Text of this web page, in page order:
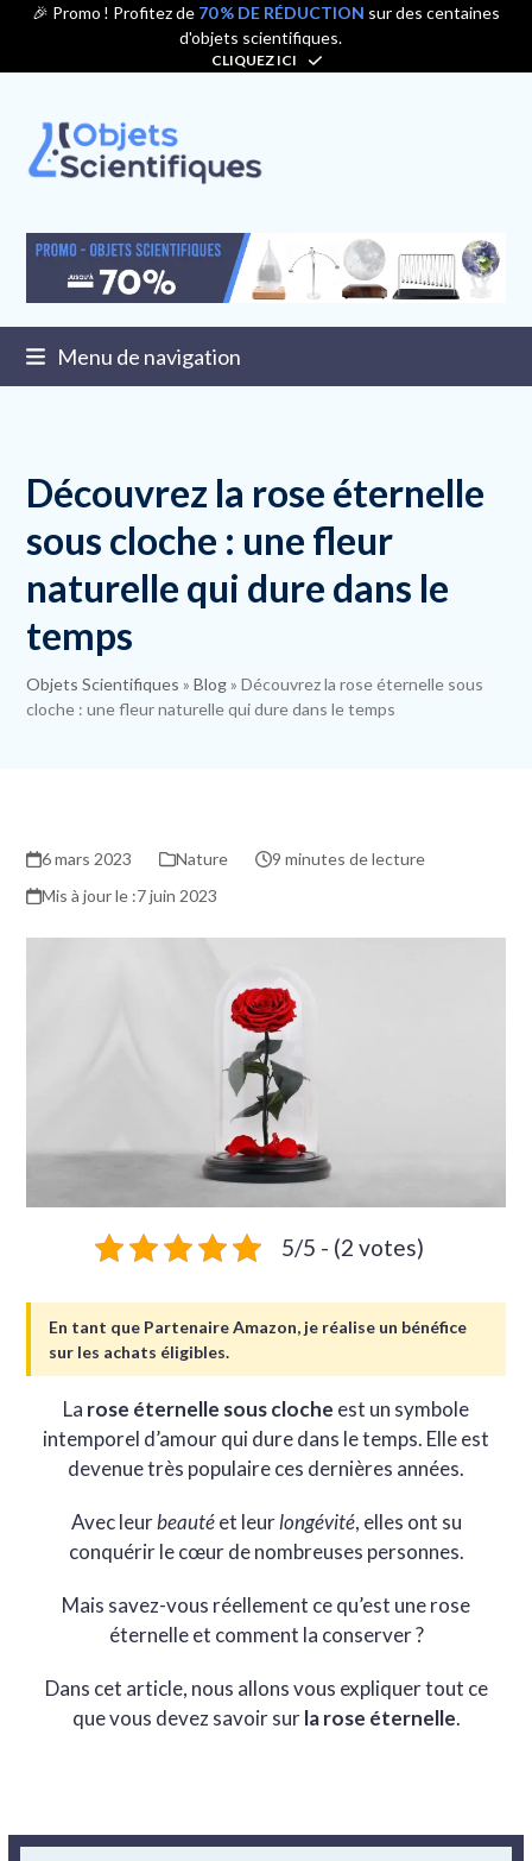
Contenu
connexion
🎉 Promo ! Profitez de 70 % DE RÉDUCTION sur des centaines
d'objets scientifiques.
CLIQUEZ ICI
Menu de navigation
Découvrez la rose éternelle
sous cloche : une fleur
naturelle qui dure dans le
temps
Objets Scientifiques »Blog»Découvrez la rose éternelle sous
cloche : une fleur naturelle qui dure dans le temps
6 mars 2023 Nature
9 minutes de lecture
7 juin 2023
5/5 - (2 votes)
En tant que Partenaire Amazon, je réalise un bénéfice
sur les achats éligibles.
La rose éternelle sous cloche est un symbole
intemporel d’amour qui dure dans le temps. Elle est
devenue très populaire ces dernières années.
Avec leurbeautéet leurlongévité, elles ont su
conquérir le cœur de nombreuses personnes.
Mais savez-vous réellement ce qu’est une rose
éternelle et comment la conserver ?
Dans cet article, nous allons vous expliquer tout ce
que vous devez savoir surla rose éternelle.